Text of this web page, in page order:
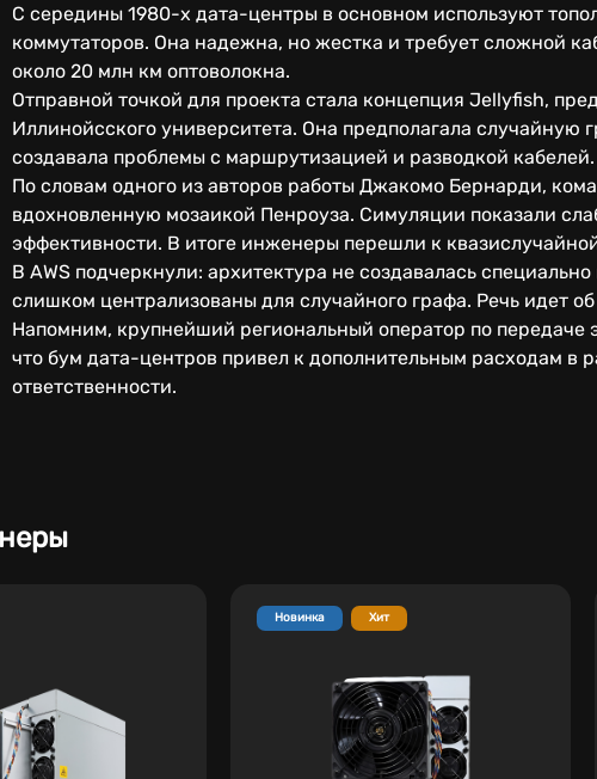
С середины 1980-х дата-центры в основном используют
коммутаторов. Она надежна, но жестка и требует сложной
около 20 млн км оптоволокна.
Отправной точкой для проекта стала концепция Jellyfish,
Иллинойсского университета. Она предполагала
создавала проблемы с маршрутизацией и разводкой кабелей.
По словам одного из авторов работы Джакомо Бернарди,
вдохновленную мозаикой Пенроуза. Симуляции показали
эффективности. В итоге инженеры перешли к
В AWS подчеркнули: архитектура не создавалась
слишком централизованы для случайного графа. Речь идет
Напомним, крупнейший региональный оператор по
что бум дата-центров привел к дополнительным расходам в
ответственности.
Новинка Хит